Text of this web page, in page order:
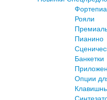
Рояли
Пианино
Банкетки
Опции